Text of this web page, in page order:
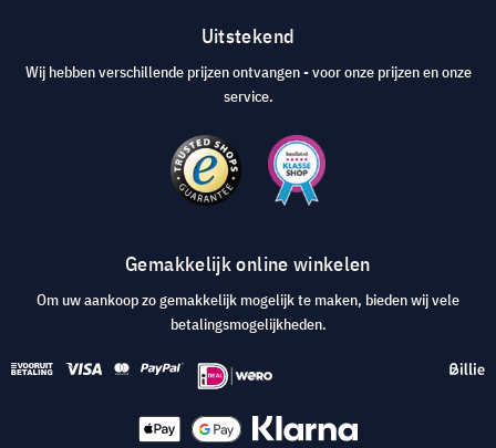
Uitstekend
Wij hebben verschillende prijzen ontvangen - voor onze prijzen en onze
service.
Gemakkelijk online winkelen
Om uw aankoop zo gemakkelijk mogelijk te maken, bieden wij vele
betalingsmogelijkheden.